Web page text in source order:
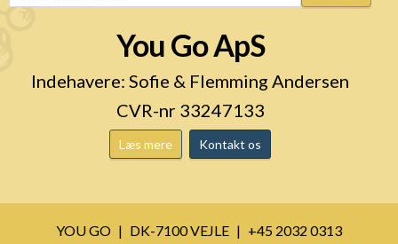
You Go ApS
Indehavere: Sofie & Flemming Andersen
CVR-nr 33247133
Læs mere Kontakt os
YOU GO DK-7100 VEJLE
+45 2032 0313